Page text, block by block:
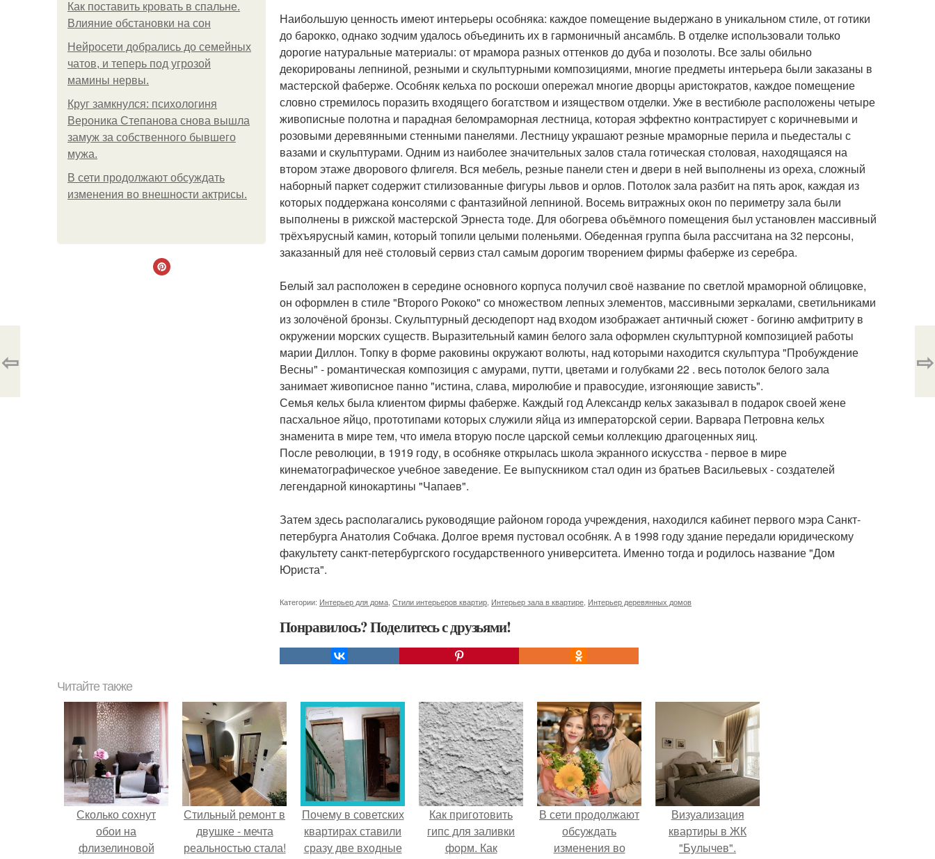
Как поставить кровать в спальне.
Влияние обстановки на сон
Нейросети добрались до семейных
чатов, и теперь под угрозой
мамины нервы.
Круг замкнулся: психологиня
Вероника Степанова снова вышла
замуж за собственного бывшего
мужа.
В сети продолжают обсуждать
изменения во внешности актрисы.
Наибольшую ценность имеют интерьеры особняка: каждое помещение выдержано в уникальном стиле, от готики
до барокко, однако зодчим удалось объединить их в гармоничный ансамбль. В отделке использовали только
дорогие натуральные материалы: от мрамора разных оттенков до дуба и позолоты. Все залы обильно
декорированы лепниной, резными и скульптурными композициями, многие предметы интерьера были заказаны в
мастерской фаберже. Особняк кельха по роскоши опережал многие дворцы аристократов, каждое помещение
словно стремилось поразить входящего богатством и изяществом отделки. Уже в вестибюле расположены четыре
живописные полотна и парадная беломраморная лестница, которая эффектно контрастирует с коричневыми и
розовыми деревянными стенными панелями. Лестницу украшают резные мраморные перила и пьедесталы с
вазами и скульптурами. Одним из наиболее значительных залов стала готическая столовая, находящаяся на
втором этаже дворового флигеля. Вся мебель, резные панели стен и двери в ней выполнены из ореха, сложный
наборный паркет содержит стилизованные фигуры львов и орлов. Потолок зала разбит на пять арок, каждая из
которых поддержана консолями с фантазийной лепниной. Восемь витражных окон по периметру зала были
выполнены в рижской мастерской Эрнеста тоде. Для обогрева объёмного помещения был установлен массивный
трёхъярусный камин, который топили целыми поленьями. Обеденная группа была рассчитана на 32 персоны,
заказанный для неё столовый сервиз стал самым дорогим творением фирмы фаберже из серебра.
Белый зал расположен в середине основного корпуса получил своё название по светлой мраморной облицовке,
он оформлен в стиле "Второго Рококо" со множеством лепных элементов, массивными зеркалами, светильниками
из золочёной бронзы. Скульптурный десюдепорт над входом изображает античный сюжет - богиню амфитриту в
окружении морских существ. Выразительный камин белого зала оформлен скульптурной композицией работы
марии Диллон. Топку в форме раковины окружают волюты, над которыми находится скульптура "Пробуждение
Весны" - романтическая композиция с амурами, путти, цветами и голубками 22 . весь потолок белого зала
занимает живописное панно "истина, слава, миролюбие и правосудие, изгоняющие зависть".
Семья кельх была клиентом фирмы фаберже. Каждый год Александр кельх заказывал в подарок своей жене
пасхальное яйцо, прототипами которых служили яйца из императорской серии. Варвара Петровна кельх
знаменита в мире тем, что имела вторую после царской семьи коллекцию драгоценных яиц.
После революции, в 1919 году, в особняке открылась школа экранного искусства - первое в мире
кинематографическое учебное заведение. Ее выпускником стал один из братьев Васильевых - создателей
легендарной кинокартины "Чапаев".
Затем здесь располагались руководящие районом города учреждения, находился кабинет первого мэра Санкт-
петербурга Анатолия Собчака. Долгое время пустовал особняк. А в 1998 году здание передали юридическому
факультету санкт-петербургского государственного университета. Именно тогда и родилось название "Дом
Юриста".
Категории: Интерьер для дома Стили интерьеров квартир Интерьер зала в квартире Интерьер деревянных домов
Понравилось? Поделитесь с друзьями!
⇦ ⇨
Читайте также
Сколько сохнут
обои на
флизелиновой
Стильный ремонт в
двушке - мечта
реальностью стала!
Почему в советских
квартирах ставили
сразу две входные
Как приготовить
гипс для заливки
форм. Как
В сети продолжают
обсуждать
изменения во
Визуализация
квартиры в ЖК
"Булычев".